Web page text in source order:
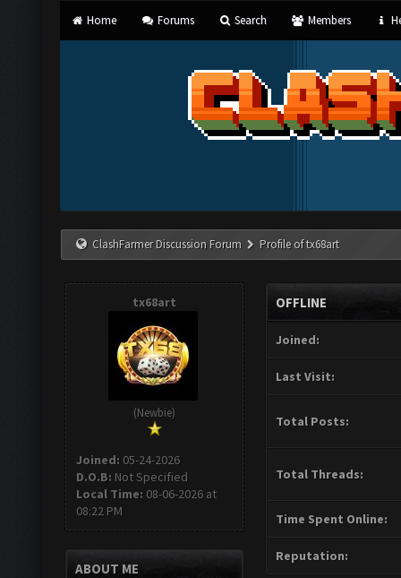
Home Forums Search Members
ClashFarmer Discussion Forum Profile of tx68art
tx68art
(Newbie)
Joined: 05-24-2026
D.O.B: Not Specified
Local Time: 08-06-2026 at
08:22 PM
ABOUT ME
OFFLINE
Joined:
Last Visit:
Total Posts:
Total Threads:
Time Spent Online:
Reputation: